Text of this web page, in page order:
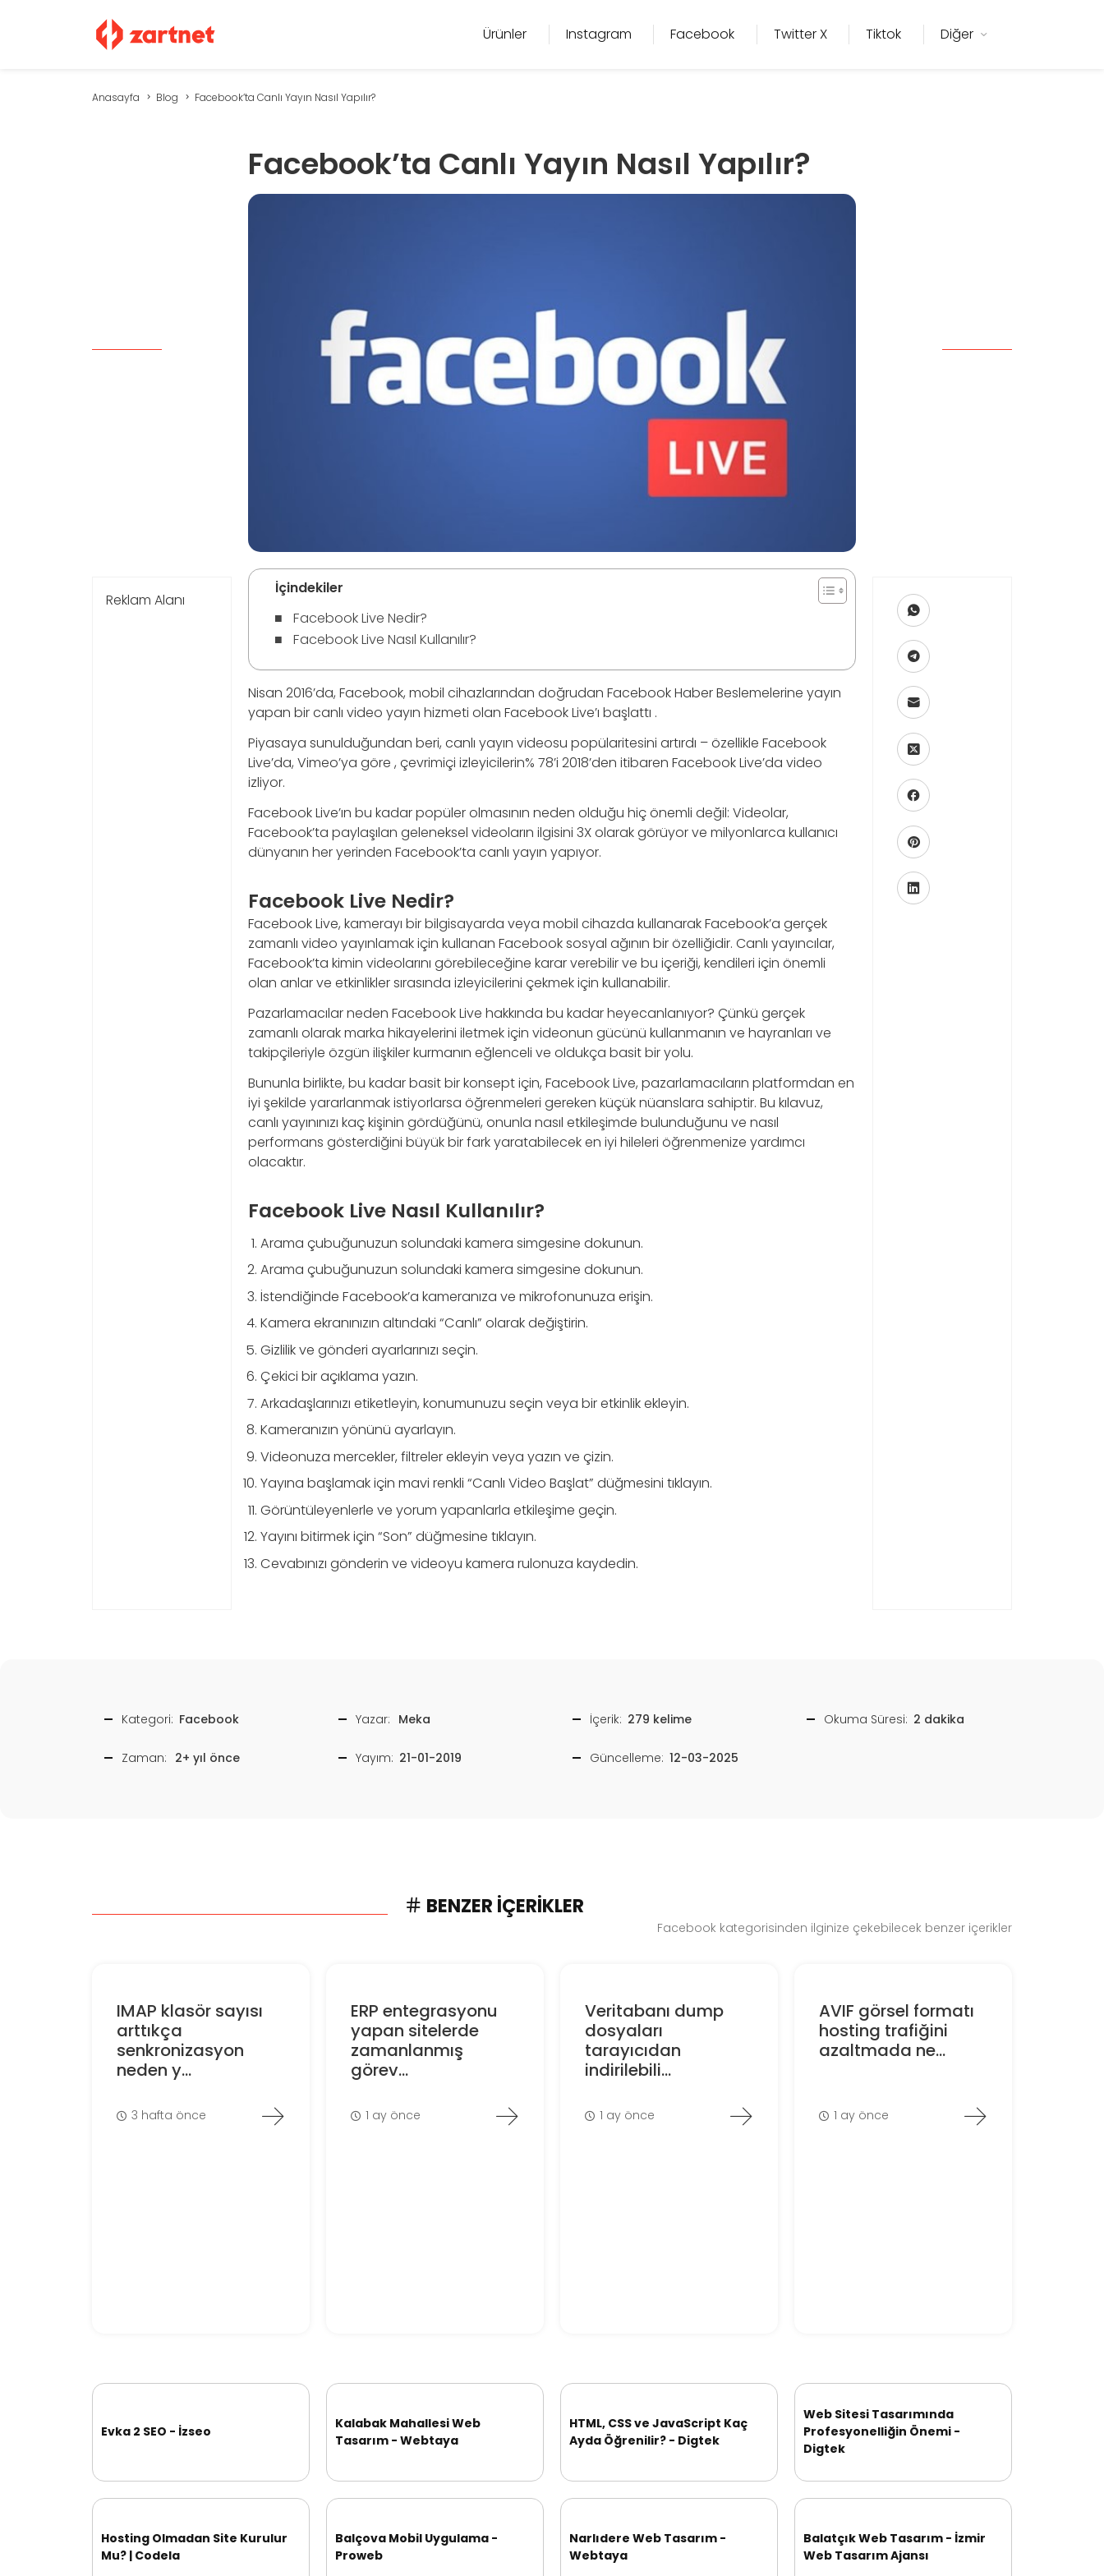
Ürünler Instagram Facebook Twitter X Tiktok Diğer
Anasayfa Blog Facebook’ta Canlı Yayın Nasıl Yapılır?
Facebook’ta Canlı Yayın Nasıl Yapılır?
Reklam Alanı
İçindekiler
Facebook Live Nedir?
Facebook Live Nasıl Kullanılır?
Nisan 2016’da, Facebook, mobil cihazlarından doğrudan Facebook Haber Beslemelerine yayın
yapan bir canlı video yayın hizmeti olan Facebook Live’ı başlattı .
Piyasaya sunulduğundan beri, canlı yayın videosu popülaritesini artırdı – özellikle Facebook
Live’da, Vimeo’ya göre , çevrimiçi izleyicilerin% 78’i 2018’den itibaren Facebook Live’da video
izliyor.
Facebook Live’ın bu kadar popüler olmasının neden olduğu hiç önemli değil: Videolar,
Facebook’ta paylaşılan geleneksel videoların ilgisini 3X olarak görüyor ve milyonlarca kullanıcı
dünyanın her yerinden Facebook’ta canlı yayın yapıyor.
Facebook Live Nedir?
Facebook Live, kamerayı bir bilgisayarda veya mobil cihazda kullanarak Facebook’a gerçek
zamanlı video yayınlamak için kullanan Facebook sosyal ağının bir özelliğidir. Canlı yayıncılar,
Facebook’ta kimin videolarını görebileceğine karar verebilir ve bu içeriği, kendileri için önemli
olan anlar ve etkinlikler sırasında izleyicilerini çekmek için kullanabilir.
Pazarlamacılar neden Facebook Live hakkında bu kadar heyecanlanıyor? Çünkü gerçek
zamanlı olarak marka hikayelerini iletmek için videonun gücünü kullanmanın ve hayranları ve
takipçileriyle özgün ilişkiler kurmanın eğlenceli ve oldukça basit bir yolu.
Bununla birlikte, bu kadar basit bir konsept için, Facebook Live, pazarlamacıların platformdan en
iyi şekilde yararlanmak istiyorlarsa öğrenmeleri gereken küçük nüanslara sahiptir. Bu kılavuz,
canlı yayınınızı kaç kişinin gördüğünü, onunla nasıl etkileşimde bulunduğunu ve nasıl
performans gösterdiğini büyük bir fark yaratabilecek en iyi hileleri öğrenmenize yardımcı
olacaktır.
Facebook Live Nasıl Kullanılır?
Arama çubuğunuzun solundaki kamera simgesine dokunun.
Arama çubuğunuzun solundaki kamera simgesine dokunun.
İstendiğinde Facebook’a kameranıza ve mikrofonunuza erişin.
Kamera ekranınızın altındaki “Canlı” olarak değiştirin.
Gizlilik ve gönderi ayarlarınızı seçin.
Çekici bir açıklama yazın.
Arkadaşlarınızı etiketleyin, konumunuzu seçin veya bir etkinlik ekleyin.
Kameranızın yönünü ayarlayın.
Videonuza mercekler, filtreler ekleyin veya yazın ve çizin.
Yayına başlamak için mavi renkli “Canlı Video Başlat” düğmesini tıklayın.
Görüntüleyenlerle ve yorum yapanlarla etkileşime geçin.
Yayını bitirmek için “Son” düğmesine tıklayın.
Cevabınızı gönderin ve videoyu kamera rulonuza kaydedin.
Kategori: Facebook Yazar: Meka İçerik: 279 kelime Okuma Süresi: 2 dakika
Zaman: 2+ yıl önce Yayım: 21-01-2019 Güncelleme: 12-03-2025
BENZER İÇERIKLER
Facebook kategorisinden ilginize çekebilecek benzer içerikler
IMAP klasör sayısı
arttıkça
senkronizasyon
neden y...
3 hafta önce
ERP entegrasyonu
yapan sitelerde
zamanlanmış
görev...
1 ay önce
Veritabanı dump
dosyaları
tarayıcıdan
indirilebili...
1 ay önce
AVIF görsel formatı
hosting trafiğini
azaltmada ne...
1 ay önce
Evka 2 SEO - İzseo
Kalabak Mahallesi Web
Tasarım - Webtaya
HTML, CSS ve JavaScript Kaç
Ayda Öğrenilir? - Digtek
Web Sitesi Tasarımında
Profesyonelliğin Önemi -
Digtek
Hosting Olmadan Site Kurulur
Mu? | Codela
Balçova Mobil Uygulama -
Proweb
Narlıdere Web Tasarım -
Webtaya
Balatçık Web Tasarım - İzmir
Web Tasarım Ajansı